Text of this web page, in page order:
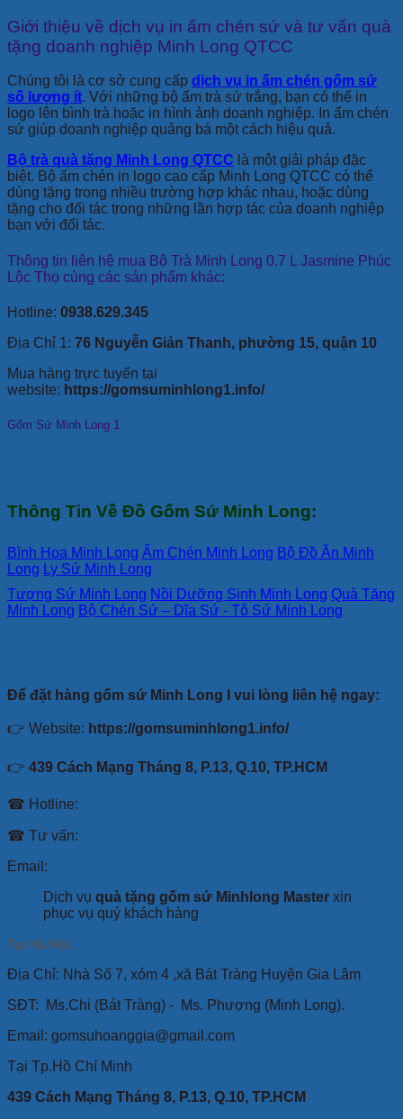
Giới thiệu về dịch vụ in ấm chén sứ và tư vấn quà
tặng doanh nghiệp Minh Long QTCC
Chúng tôi là cơ sở cung cấp dịch vụ in ấm chén gốm sứ
số lượng ít. Với những bộ ấm trà sứ trắng, bạn có thể in
logo lên bình trà hoặc in hình ảnh doanh nghiệp. In ấm chén
sứ giúp doanh nghiệp quảng bá một cách hiệu quả.
Bộ trà quà tặng Minh Long QTCC là một giải pháp đặc
biệt. Bộ ấm chén in logo cao cấp Minh Long QTCC có thể
dùng tặng trong nhiều trường hợp khác nhau, hoặc dùng
tặng cho đối tác trong những lần hợp tác của doanh nghiệp
bạn với đối tác.
Thông tin liên hệ mua Bộ Trà Minh Long 0.7 L Jasmine Phúc
Lộc Thọ cùng các sản phẩm khác:
Hotline: 0938.629.345
Địa Chỉ 1: 76 Nguyễn Giản Thanh, phường 15, quận 10
Mua hàng trực tuyến tại
website: https://gomsuminhlong1.info/
Gốm Sứ Minh Long 1
Thông Tin Về Đồ Gốm Sứ Minh Long:
Bình Hoa Minh Long Ấm Chén Minh Long Bộ Đồ Ăn Minh
Long
Ly Sứ Minh Long
Tượng Sứ Minh Long Nồi Dưỡng Sinh Minh Long Quà Tặng
Minh Long Bộ Chén Sứ – Dĩa Sứ - Tô Sứ Minh Long
Để đặt hàng gốm sứ Minh Long I vui lòng liên hệ ngay:
👉 Website: https://gomsuminhlong1.info/
👉 439 Cách Mạng Tháng 8, P.13, Q.10, TP.HCM
☎ Hotline:
☎ Tư vấn:
Email:
Dịch vụ quà tặng gốm sứ Minhlong Master xin
phục vụ quý khách hàng
Tại Hà Nội:
Địa Chỉ: Nhà Số 7, xóm 4 ,xã Bát Tràng Huyện Gia Lâm
SĐT:
Ms.Chi (Bát Tràng) - Ms. Phượng (Minh Long).
Email: gomsuhoanggia@gmail.com
Tại Tp.Hồ Chí Minh
439 Cách Mạng Tháng 8, P.13, Q.10, TP.HCM